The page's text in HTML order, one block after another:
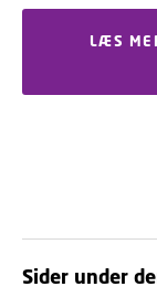
LÆS
Sider under